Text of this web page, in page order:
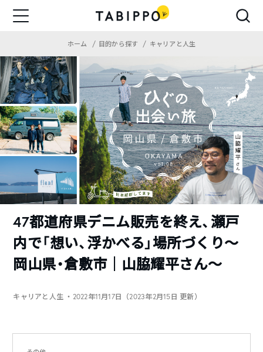
ホーム 目的から探す キャリアと人生
47都道府県デニム販売を終え、瀬戸
内で「想い、浮かべる」場所づくり〜
岡山県・倉敷市｜山脇耀平さん〜
キャリアと人生 ・2022年11月17日（2023年2月15日 更新）